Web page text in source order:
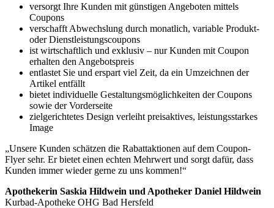
versorgt Ihre Kunden mit günstigen Angeboten mittels
Coupons
verschafft Abwechslung durch monatlich, variable Produkt-
oder Dienstleistungscoupons
ist wirtschaftlich und exklusiv – nur Kunden mit Coupon
erhalten den Angebotspreis
entlastet Sie und erspart viel Zeit, da ein Umzeichnen der
Artikel entfällt
bietet individuelle Gestaltungsmöglichkeiten der Coupons
sowie der Vorderseite
zielgerichtetes Design verleiht preisaktives, leistungsstarkes
Image
„Unsere Kunden schätzen die Rabattaktionen auf dem Coupon-
Flyer sehr. Er bietet einen echten Mehrwert und sorgt dafür, dass
Kunden immer wieder gerne zu uns kommen!“
Apothekerin Saskia Hildwein und Apotheker Daniel Hildwein
Kurbad-Apotheke OHG Bad Hersfeld